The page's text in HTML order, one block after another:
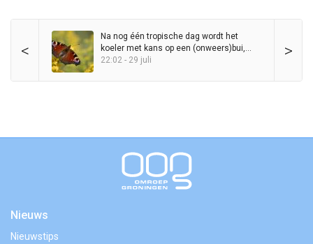
< >
Na nog één tropische dag wordt het
koeler met kans op een (onweers)bui,
maar zomer blijft in het zadel
22:02 - 29 juli
Nieuws
Nieuwstips